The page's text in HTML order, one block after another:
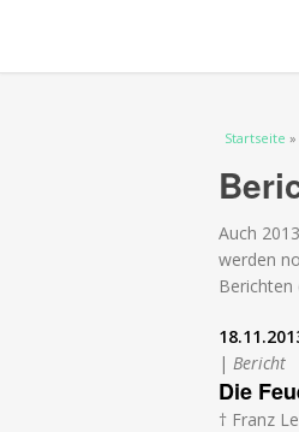
Sie sind
Startseite »
Auch
werden
Berichten
| Bericht
Die
† Franz